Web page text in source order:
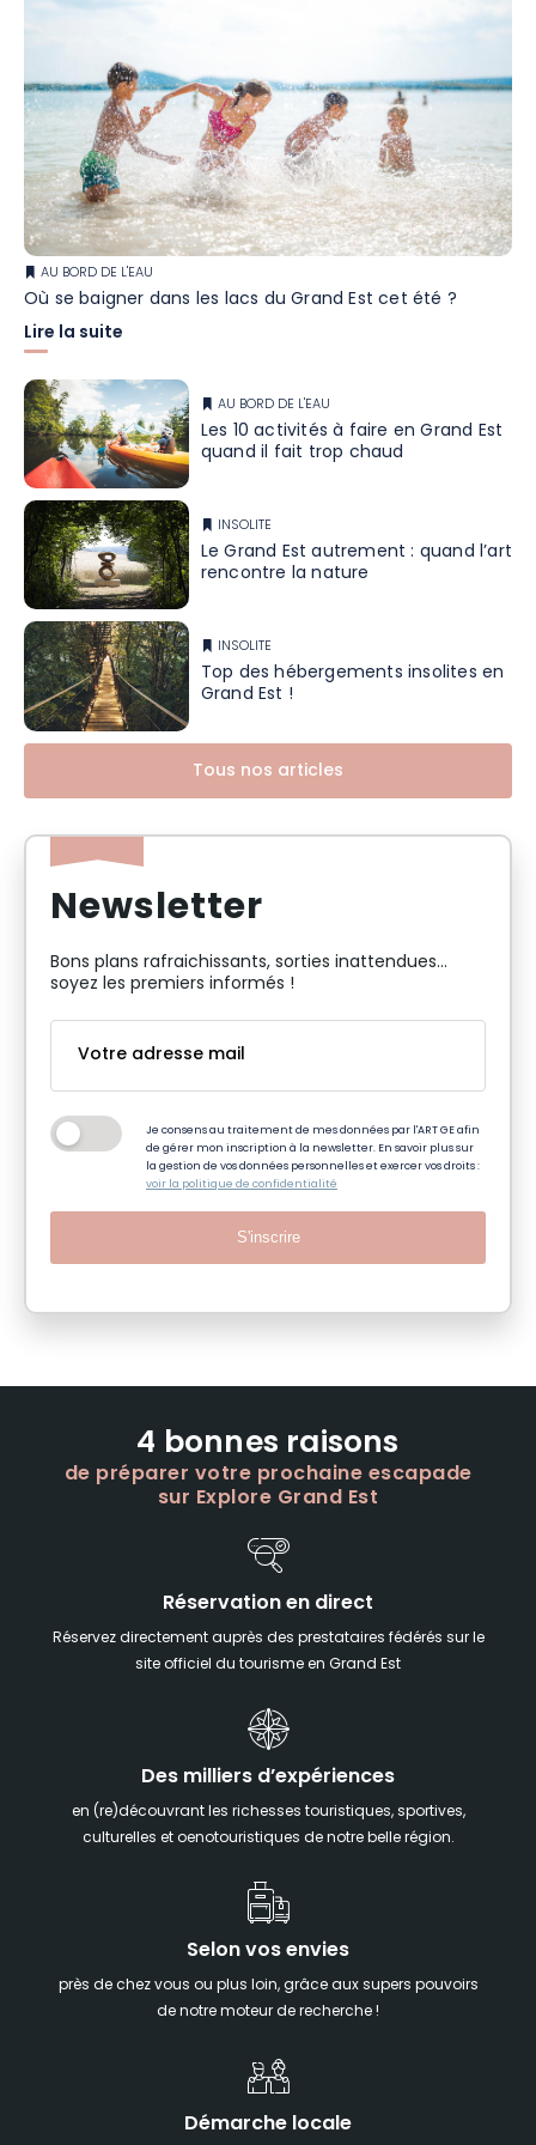
AU BORD DE L'EAU
Où se baigner dans les lacs du Grand Est cet été ?
Lire la suite
AU BORD DE L'EAU
Les 10 activités à faire en Grand Est
quand il fait trop chaud
INSOLITE
Le Grand Est autrement : quand l’art
rencontre la nature
INSOLITE
Top des hébergements insolites en
Grand Est !
Tous nos articles
Newsletter
Bons plans rafraichissants, sorties inattendues…
soyez les premiers informés !
Je consens au traitement de mes données par l'ART GE afin
de gérer mon inscription à la newsletter. En savoir plus sur
la gestion de vos données personnelles et exercer vos droits :
voir la politique de confidentialité
S'inscrire
4 bonnes raisons
de préparer votre prochaine escapade
sur Explore Grand Est
Réservation en direct
Réservez directement auprès des prestataires fédérés sur le
site officiel du tourisme en Grand Est
Des milliers d’expériences
en (re)découvrant les richesses touristiques, sportives,
culturelles et oenotouristiques de notre belle région.
Selon vos envies
près de chez vous ou plus loin, grâce aux supers pouvoirs
de notre moteur de recherche !
Démarche locale